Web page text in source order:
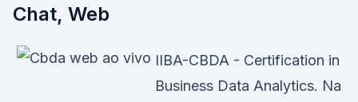
Chat, Web
IIBA-CBDA - Certification in
Business Data Analytics. Na